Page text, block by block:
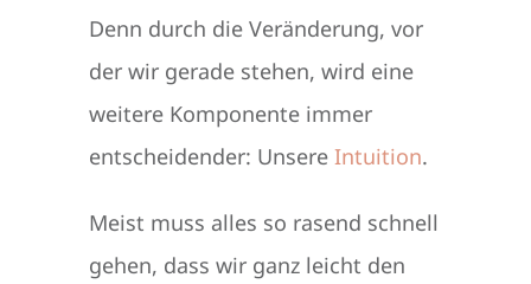
Denn durch die Veränderung, vor
der wir gerade stehen, wird eine
weitere Komponente immer
entscheidender: Unsere Intuition.
Meist muss alles so rasend schnell
gehen, dass wir ganz leicht den